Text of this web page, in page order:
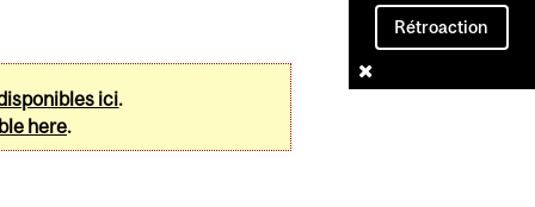
Rétroaction
ici.
here.